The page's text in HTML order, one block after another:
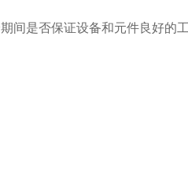
间是否保证设备和元件良好的工